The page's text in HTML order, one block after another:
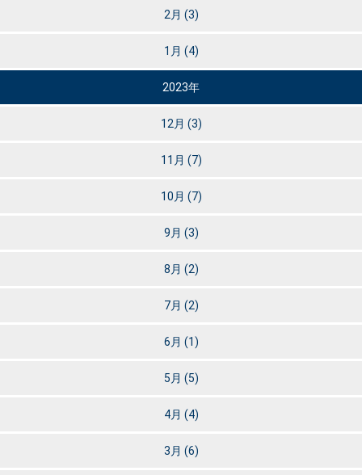
2月 (3)
1月 (4)
2023年
12月 (3)
11月 (7)
10月 (7)
9月 (3)
8月 (2)
7月 (2)
6月 (1)
5月 (5)
4月 (4)
3月 (6)